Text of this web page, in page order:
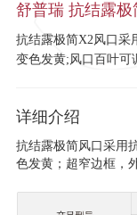
舒普瑞 抗结露极
抗结露极简X2风口采
变色发黄;风口百叶可
详细介绍
抗结露极简风口采用
色发黄；超窄边框，